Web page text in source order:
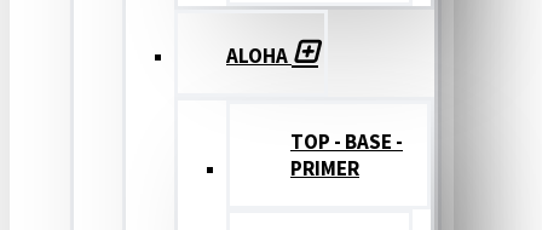
ALOHA
TOP - BASE -
PRIMER